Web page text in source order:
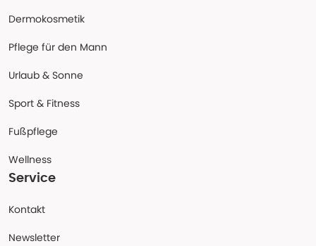
Dermokosmetik
Pflege für den Mann
Urlaub & Sonne
Sport & Fitness
Fußpflege
Wellness
Service
Kontakt
Newsletter